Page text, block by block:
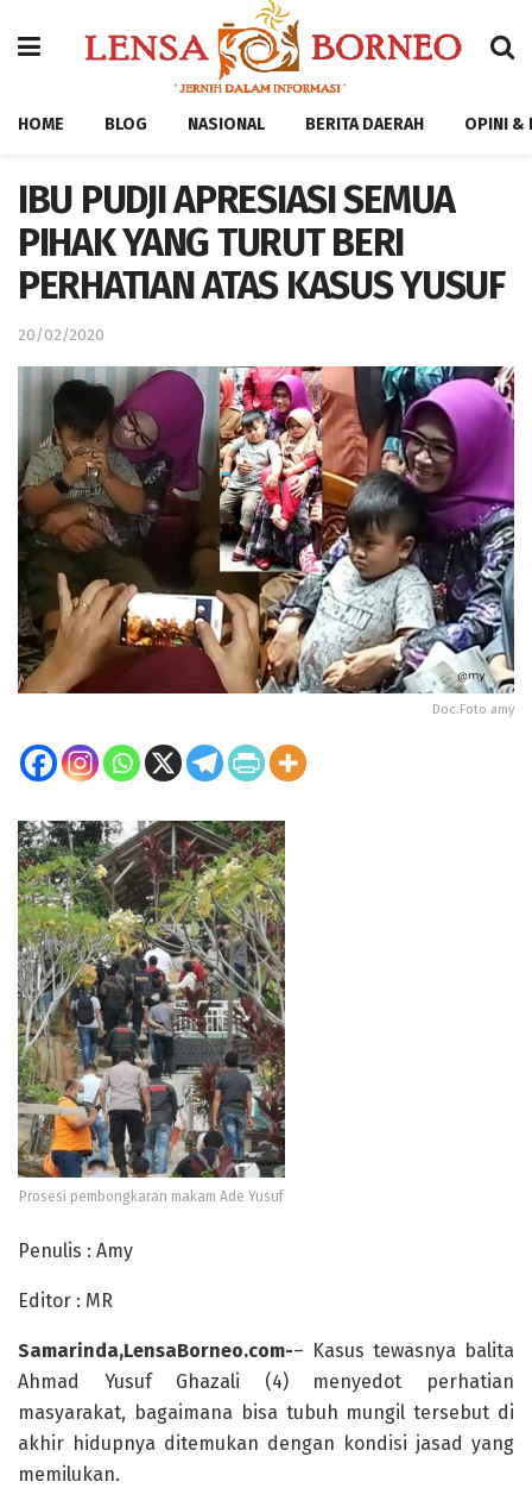
HOME BLOG NASIONAL BERITA DAERAH OPINI &
IBU PUDJI APRESIASI SEMUA
PIHAK YANG TURUT BERI
PERHATIAN ATAS KASUS YUSUF
20/02/2020
Doc.Foto amy
Prosesi pembongkaran makam Ade Yusuf
Penulis : Amy
Editor : MR
Samarinda,LensaBorneo.com-– Kasus tewasnya balita
Ahmad Yusuf Ghazali (4) menyedot perhatian
masyarakat, bagaimana bisa tubuh mungil tersebut di
akhir hidupnya ditemukan dengan kondisi jasad yang
memilukan.